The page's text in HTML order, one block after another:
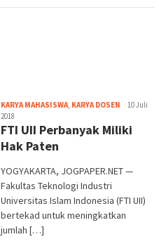
KARYA MAHASISWA, KARYA DOSEN Heri10 Juli
2018
FTI UII Perbanyak Miliki
Hak Paten
YOGYAKARTA, JOGPAPER.NET —
Fakultas Teknologi Industri
Universitas Islam Indonesia (FTI UII)
bertekad untuk meningkatkan
jumlah […]